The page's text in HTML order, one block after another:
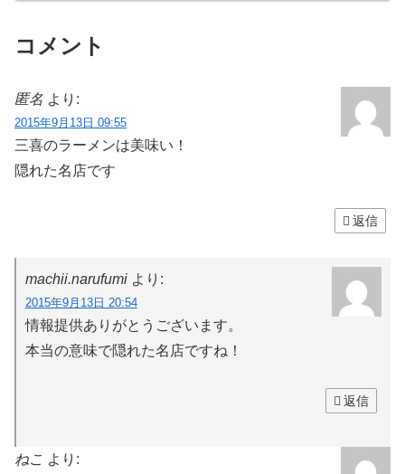
コメント
匿名 より:
2015年9月13日 09:55
三喜のラーメンは美味い！
隠れた名店です
返信
machii.narufumi より:
2015年9月13日 20:54
情報提供ありがとうございます。
本当の意味で隠れた名店ですね！
返信
ねこ より: